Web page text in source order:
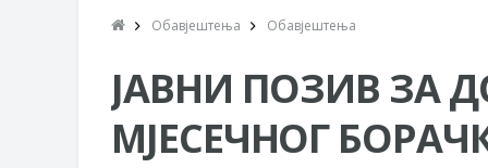
ПРЕЛИМИНАРНA РАНГ ЛИСТA
СОЦИЈАЛНЕ ПОТРЕБЕ
Обрасци захтјева за
Обавјештења Обавјештења
ЈАВНИ ПОЗИВ ЗА
МЈЕСЕЧНОГ